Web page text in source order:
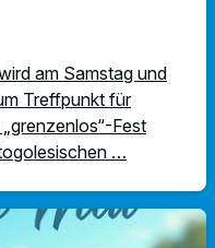
am Samstag und
Treffpunkt für
Fest
…